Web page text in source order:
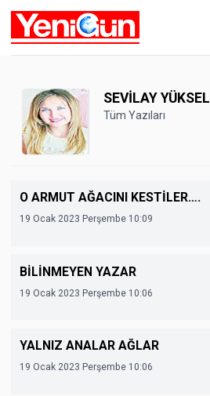
SEVİLAY YÜKSEL
Tüm Yazıları
O ARMUT AĞACINI KESTİLER….
19 Ocak 2023 Perşembe 10:09
BİLİNMEYEN YAZAR
19 Ocak 2023 Perşembe 10:06
YALNIZ ANALAR AĞLAR
19 Ocak 2023 Perşembe 10:06